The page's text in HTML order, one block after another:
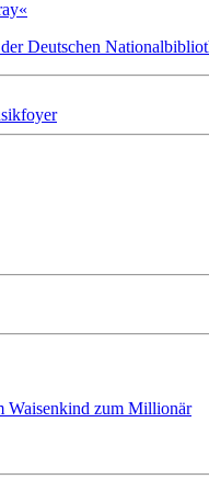
Deutschen
Waisenkind zum Millionär